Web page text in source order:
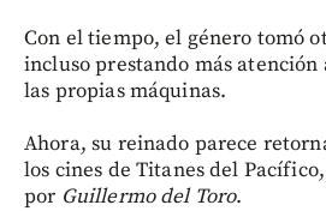
Con el tiempo, el género tomó
incluso prestando más atención
las propias máquinas.
Ahora, su reinado parece
los cines de Titanes del
por Guillermo del Toro.